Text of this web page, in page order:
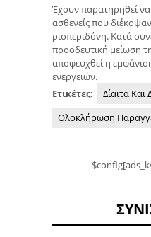
Έχουν παρατηρηθεί
ασθενείς που
ρισπεριδόνη. Κατά
προοδευτική μείωση
αποφευχθεί η
ενεργειών.
Ετικέτες:
Δίαιτα Και
Ολοκλήρωση